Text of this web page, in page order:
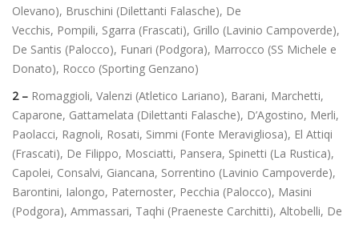
Olevano), Bruschini (Dilettanti Falasche), De
Vecchis, Pompili, Sgarra (Frascati), Grillo (Lavinio Campoverde),
De Santis (Palocco), Funari (Podgora), Marrocco (SS Michele e
Donato), Rocco (Sporting Genzano)
2 – Romaggioli, Valenzi (Atletico Lariano), Barani, Marchetti,
Caparone, Gattamelata (Dilettanti Falasche), D’Agostino, Merli,
Paolacci, Ragnoli, Rosati, Simmi (Fonte Meravigliosa), El Attiqi
(Frascati), De Filippo, Mosciatti, Pansera, Spinetti (La Rustica),
Capolei, Consalvi, Giancana, Sorrentino (Lavinio Campoverde),
Barontini, Ialongo, Paternoster, Pecchia (Palocco), Masini
(Podgora), Ammassari, Taqhi (Praeneste Carchitti), Altobelli, De